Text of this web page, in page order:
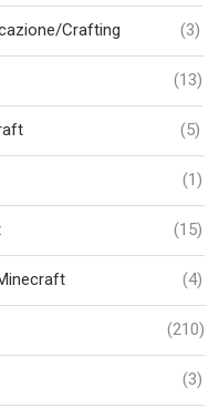
Crafting (3)
(13)
(5)
(1)
(15)
(4)
(210)
(3)